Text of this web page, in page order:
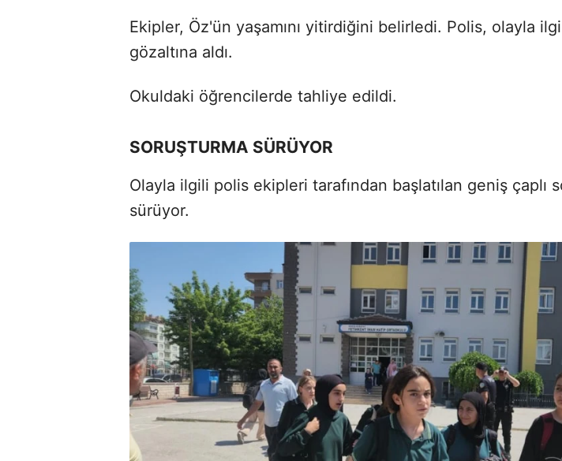
Ekipler, Öz'ün yaşamını yitirdiğini belirledi. Polis, olayla
gözaltına aldı.
Okuldaki öğrencilerde tahliye edildi.
SORUŞTURMA SÜRÜYOR
Olayla ilgili polis ekipleri tarafından başlatılan geniş çaplı
sürüyor.